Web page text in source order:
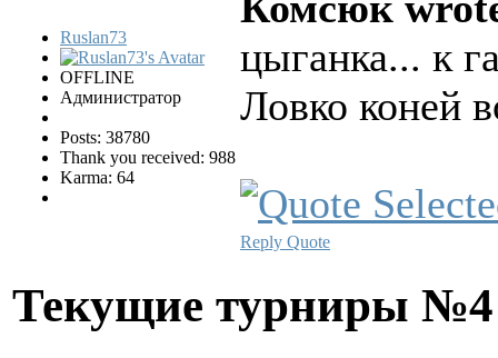
Ruslan73
OFFLINE
Администратор
Posts: 38780
Thank you received: 988
Karma: 64
цыганка... к
Ловко коней
Reply Quote
Текущие турниры